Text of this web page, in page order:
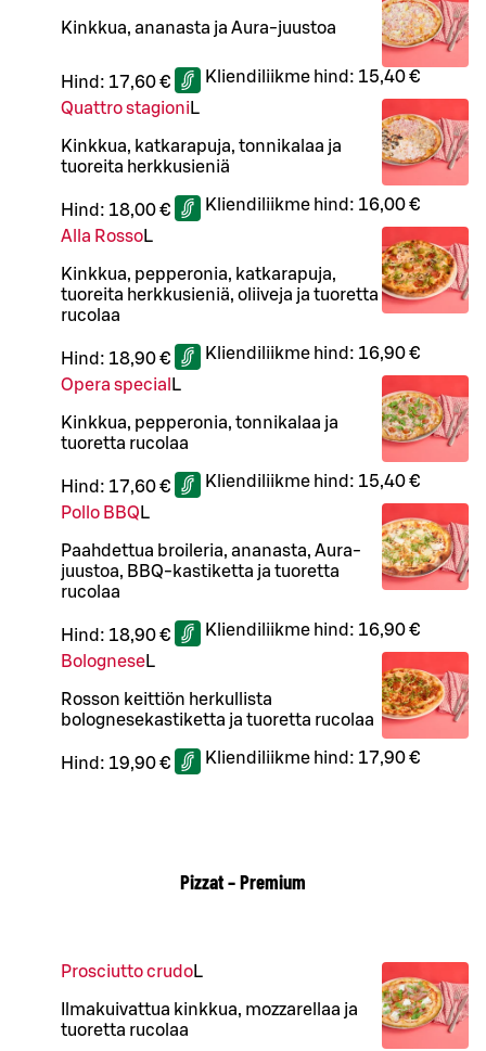
Kinkkua, ananasta ja Aura-juustoa
Hind: 17,60 € Kliendiliikme hind: 15,40 €
Quattro stagioni L
Kinkkua, katkarapuja, tonnikalaa ja
tuoreita herkkusieniä
Hind: 18,00 € Kliendiliikme hind: 16,00 €
Alla RossoL
Kinkkua, pepperonia, katkarapuja,
tuoreita herkkusieniä, oliiveja ja tuoretta
rucolaa
Hind: 18,90 € Kliendiliikme hind: 16,90 €
Opera special L
Kinkkua, pepperonia, tonnikalaa ja
tuoretta rucolaa
Hind: 17,60 € Kliendiliikme hind: 15,40 €
Pollo BBQ L
Paahdettua broileria, ananasta, Aura-
juustoa, BBQ-kastiketta ja tuoretta
rucolaa
Hind: 18,90 € Kliendiliikme hind: 16,90 €
BologneseL
Rosson keittiön herkullista
bolognesekastiketta ja tuoretta rucolaa
Hind: 19,90 € Kliendiliikme hind: 17,90 €
Pizzat – Premium
Prosciutto crudoL
Ilmakuivattua kinkkua, mozzarellaa ja
tuoretta rucolaa